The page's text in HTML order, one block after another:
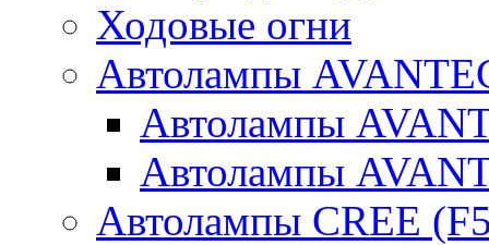
Ходовые огни
Автолампы
Автолампы
Автолампы
Автолампы CREE